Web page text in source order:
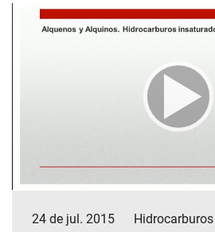
24 de jul. 2015 Hidrocarburos